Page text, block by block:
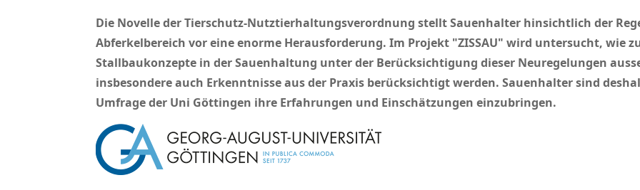
Die Novelle der Tierschutz-Nutztierhaltungsverordnung stellt Sauenhalter hinsichtlich der
Abferkelbereich vor eine enorme Herausforderung. Im Projekt ZISSAU wird untersucht, wie
Stallbaukonzepte in der Sauenhaltung unter der Berücksichtigung dieser Neuregelungen
insbesondere auch Erkenntnisse aus der Praxis berücksichtigt werden. Sauenhalter sind
Umfrage der Uni Göttingen ihre Erfahrungen und Einschätzungen einzubringen.